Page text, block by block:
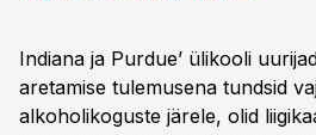
Indiana ja Purdue’ ülikooli
aretamise tulemusena tundsid
alkoholikoguste järele, olid